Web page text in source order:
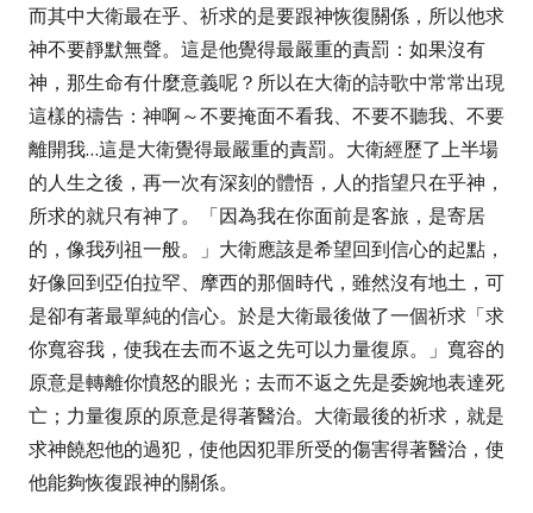
而其中大衛最在乎、祈求的是要跟神恢復關係，所以他求
神不要靜默無聲。這是他覺得最嚴重的責罰：如果沒有
神，那生命有什麼意義呢？所以在大衛的詩歌中常常出現
這樣的禱告：神啊～不要掩面不看我、不要不聽我、不要
離開我…這是大衛覺得最嚴重的責罰。大衛經歷了上半場
的人生之後，再一次有深刻的體悟，人的指望只在乎神，
所求的就只有神了。
「因為我在你面前是客旅，是寄居
的，像我列祖一般。」 大衛應該是希望回到信心的起點，
好像回到亞伯拉罕、摩西的那個時代，雖然沒有地土，可
是卻有著最單純的信心。於是大衛最後做了一個祈求 「求
你寬容我，使我在去而不返之先可以力量復原。」 寬容的
原意是轉離你憤怒的眼光；去而不返之先是委婉地表達死
亡；力量復原的原意是得著醫治。大衛最後的祈求，就是
求神饒恕他的過犯，使他因犯罪所受的傷害得著醫治，使
他能夠恢復跟神的關係。